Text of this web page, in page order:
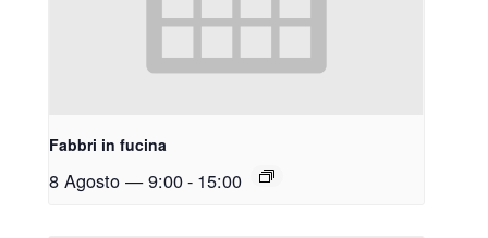
Fabbri in fucina
8 Agosto — 9:00- 15:00